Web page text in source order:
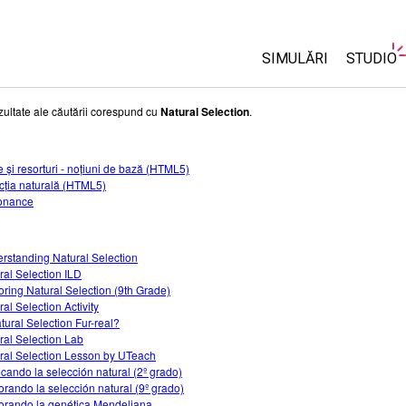
SIMULĂRI STUDIO
ale căutării corespund cu Natural Selection.
și resorturi - noțiuni de bază (HTML5)
naturală (HTML5)
Natural Selection
Selection ILD
Natural Selection (9th Grade)
Selection Activity
Selection Fur-real?
Selection Lab
Selection Lesson by UTeach
la selección natural (2º grado)
la selección natural (9º grado)